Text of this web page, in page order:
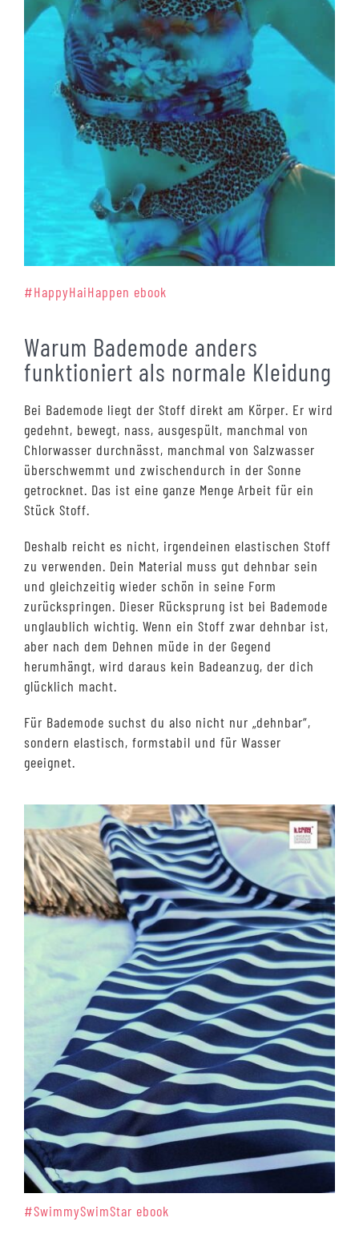
#HappyHaiHappen ebook
Warum Bademode anders
funktioniert als normale Kleidung
Bei Bademode liegt der Stoff direkt am Körper. Er wird
gedehnt, bewegt, nass, ausgespült, manchmal von
Chlorwasser durchnässt, manchmal von Salzwasser
überschwemmt und zwischendurch in der Sonne
getrocknet. Das ist eine ganze Menge Arbeit für ein
Stück Stoff.
Deshalb reicht es nicht, irgendeinen elastischen Stoff
zu verwenden. Dein Material muss gut dehnbar sein
und gleichzeitig wieder schön in seine Form
zurückspringen. Dieser Rücksprung ist bei Bademode
unglaublich wichtig. Wenn ein Stoff zwar dehnbar ist,
aber nach dem Dehnen müde in der Gegend
herumhängt, wird daraus kein Badeanzug, der dich
glücklich macht.
Für Bademode suchst du also nicht nur „dehnbar“,
sondern elastisch, formstabil und für Wasser
geeignet.
#SwimmySwimStar ebook